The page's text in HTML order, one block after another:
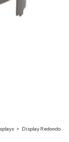
> Display Redondo